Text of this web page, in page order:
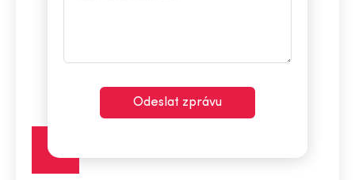
Odeslat zprávu